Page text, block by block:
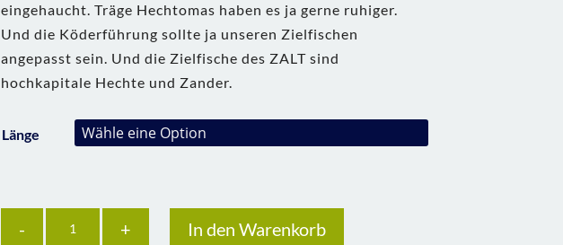
eingehaucht. Träge Hechtomas haben es ja gerne ruhiger.
Und die Köderführung sollte ja unseren Zielfischen
angepasst sein. Und die Zielfische des ZALT sind
hochkapitale Hechte und Zander.
Länge
In den Warenkorb